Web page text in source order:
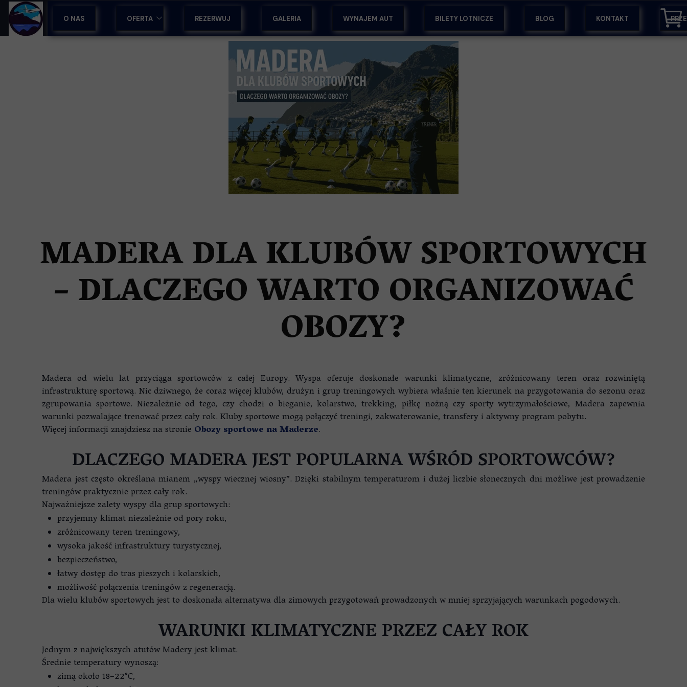
O NAS OFERTA
WYCIECZKI Z PRZEWODNIKIEM
WSPARCIE DLA BIUR PODRÓŻY
REZERWUJ GALERIA WYNAJEM AUT BILETY LOTNICZE BLOG KONTAKT
MADERA DLA KLUBÓW SPORTOWYCH
– DLACZEGO WARTO ORGANIZOWAĆ
OBOZY?
Madera od wielu lat przyciąga sportowców z całej Europy. Wyspa oferuje doskonałe warunki klimatyczne, zróżnicowany teren oraz rozwiniętą
infrastrukturę sportową. Nic dziwnego, że coraz więcej klubów, drużyn i grup treningowych wybiera właśnie ten kierunek na przygotowania do sezonu oraz
zgrupowania sportowe. Niezależnie od tego, czy chodzi o bieganie, kolarstwo, trekking, piłkę nożną czy sporty wytrzymałościowe, Madera zapewnia
warunki pozwalające trenować przez cały rok. Kluby sportowe mogą połączyć treningi, zakwaterowanie, transfery i aktywny program pobytu.
Więcej informacji znajdziesz na stronie Obozy sportowe na Maderze.
DLACZEGO MADERA JEST POPULARNA WŚRÓD SPORTOWCÓW?
Madera jest często określana mianem „wyspy wiecznej wiosny”. Dzięki stabilnym temperaturom i dużej liczbie słonecznych dni możliwe jest prowadzenie
treningów praktycznie przez cały rok.
Najważniejsze zalety wyspy dla grup sportowych:
przyjemny klimat niezależnie od pory roku,
zróżnicowany teren treningowy,
wysoka jakość infrastruktury turystycznej,
bezpieczeństwo,
łatwy dostęp do tras pieszych i kolarskich,
możliwość połączenia treningów z regeneracją.
Dla wielu klubów sportowych jest to doskonała alternatywa dla zimowych przygotowań prowadzonych w mniej sprzyjających warunkach pogodowych.
WARUNKI KLIMATYCZNE PRZEZ CAŁY ROK
Jednym z największych atutów Madery jest klimat.
Średnie temperatury wynoszą:
zimą około 18–22°C,